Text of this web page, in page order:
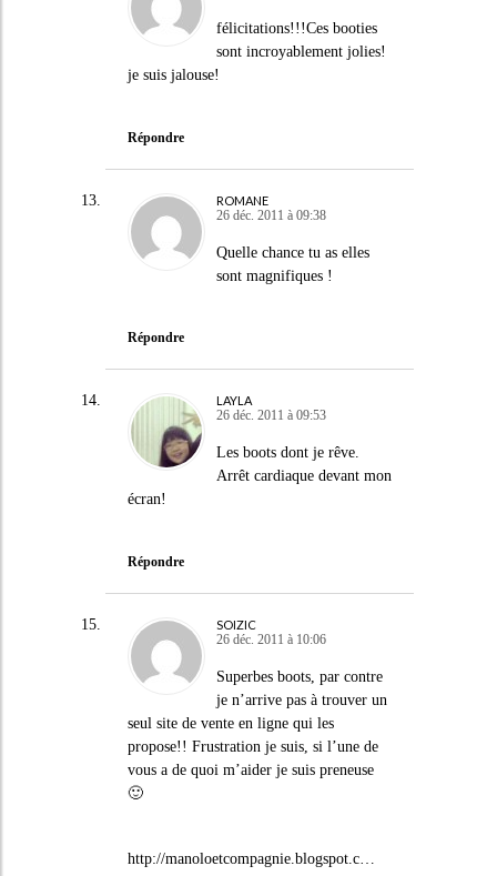
félicitations!!!Ces booties
sont incroyablement jolies!
je suis jalouse!
Répondre
ROMANE
26 déc. 2011 à 09:38
Quelle chance tu as elles
sont magnifiques !
Répondre
LAYLA
26 déc. 2011 à 09:53
Les boots dont je rêve.
Arrêt cardiaque devant mon
écran!
Répondre
SOIZIC
26 déc. 2011 à 10:06
Superbes boots, par contre
je n’arrive pas à trouver un
seul site de vente en ligne qui les
propose!! Frustration je suis, si l’une de
vous a de quoi m’aider je suis preneuse
🙂
http://manoloetcompagnie.blogspot.c…